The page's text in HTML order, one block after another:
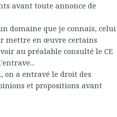
avant toute annonce de
domaine que je connais, celui
mettre en œuvre certains
au préalable consulté le CE
on a entravé le droit des
et propositions avant